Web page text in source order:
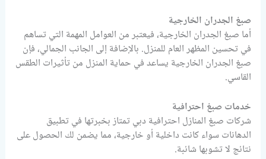
صبغ الجدران الخارجية
أما صبغ الجدران الخارجية، فيعتبر من العوامل المهمة التي تساهم
في تحسين المظهر العام للمنزل. بالإضافة إلى الجانب الجمالي، فإن
صبغ الجدران الخارجية يساعد في حماية المنزل من تأثيرات الطقس
القاسي.
خدمات صبغ احترافية
شركات صبغ المنازل احترافية دبي تمتاز بخبرتها في تطبيق
الدهانات سواء كانت داخلية أو خارجية، مما يضمن لك الحصول على
نتائج لا تشوبها شائبة.